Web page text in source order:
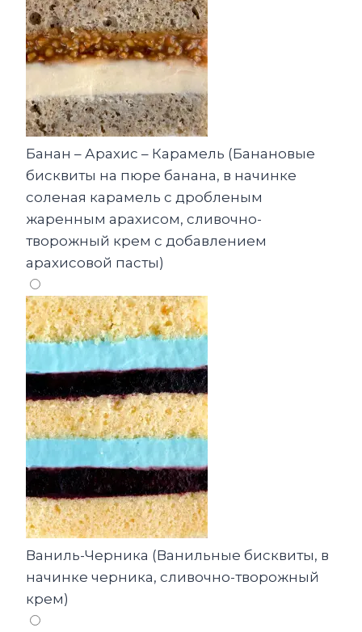
Банан – Арахис – Карамель (Банановые
бисквиты на пюре банана, в начинке
соленая карамель с дробленым
жаренным арахисом, сливочно-
творожный крем с добавлением
арахисовой пасты)
Ваниль-Черника (Ванильные бисквиты, в
начинке черника, сливочно-творожный
крем)